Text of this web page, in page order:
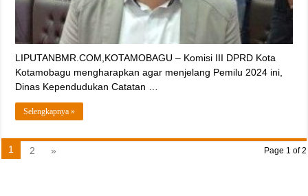
LIPUTANBMR.COM,KOTAMOBAGU – Komisi III DPRD Kota
Kotamobagu mengharapkan agar menjelang Pemilu 2024 ini,
Dinas Kependudukan Catatan …
Selengkapnya »
Page 1 of 2
1 2 »